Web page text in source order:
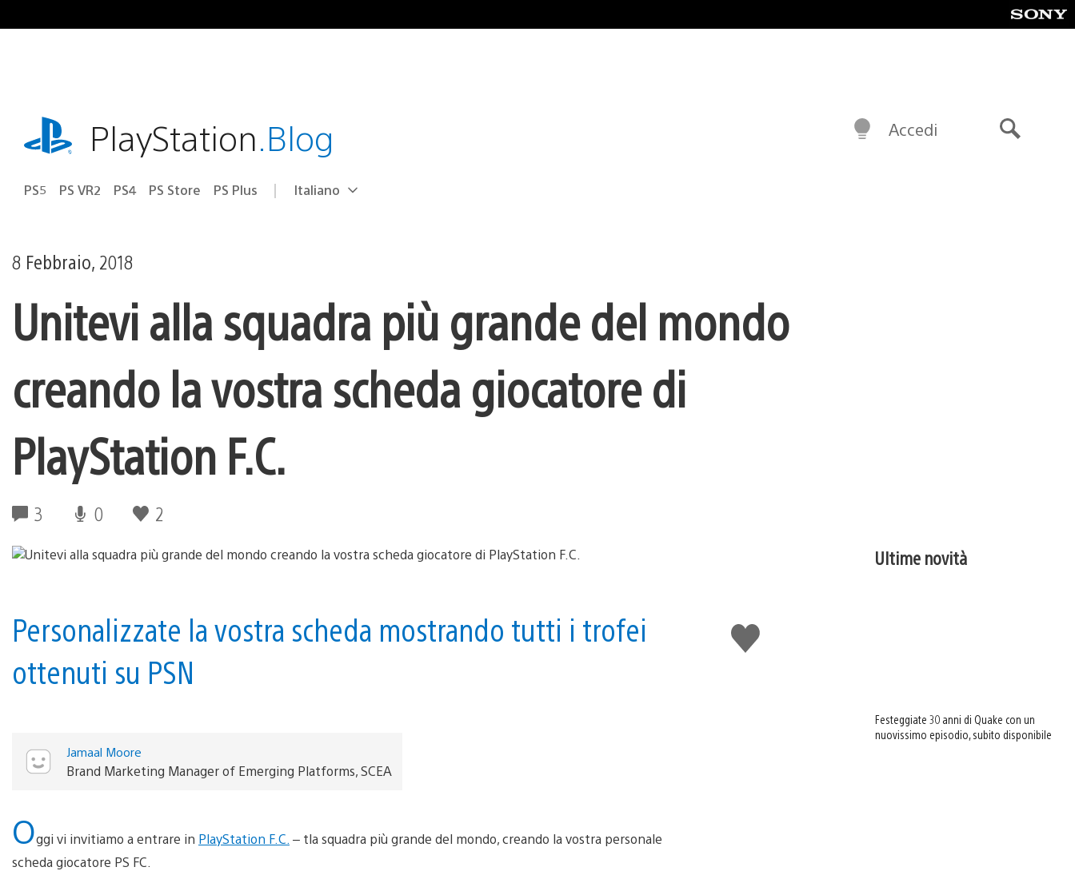
al
playstation.comPlayStation.Blog
PS5 PS VR2 PS4 PS Store PS Plus Seleziona
Regione
Italiano
Accedi
8 Febbraio, 2018
Unitevi alla squadra più grande del mondo
creando la vostra scheda giocatore di
PlayStation F.C.
3 0 2
Mi
piace
Personalizzate la vostra scheda mostrando tutti i trofei
ottenuti su PSN
Jamaal Moore
Brand Marketing Manager of Emerging Platforms, SCEA
Oggi vi invitiamo a entrare in PlayStation F.C. – tla squadra più grande del mondo, creando la vostra personale
scheda giocatore PS FC.
Ultime novità
Festeggiate 30 anni di Quake con un
nuovissimo episodio, subito disponibile